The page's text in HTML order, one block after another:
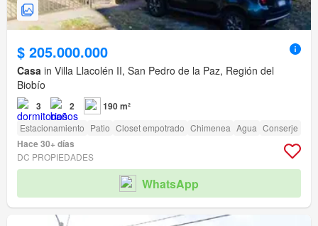
$ 205.000.000
Casa in Villa Llacolén II, San Pedro de la Paz, Región del
Biobío
3 2 190 m²
Estacionamiento Patio Closet empotrado Chimenea Agua Conserje
Hace 30+ días
DC PROPIEDADES
WhatsApp